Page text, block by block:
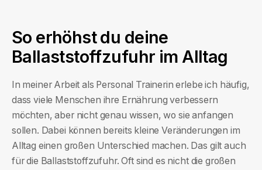
So erhöhst du deine
Ballaststoffzufuhr im Alltag
In meiner Arbeit als Personal Trainerin erlebe ich häufig,
dass viele Menschen ihre Ernährung verbessern
möchten, aber nicht genau wissen, wo sie anfangen
sollen. Dabei können bereits kleine Veränderungen im
Alltag einen großen Unterschied machen. Das gilt auch
für die Ballaststoffzufuhr. Oft sind es nicht die großen